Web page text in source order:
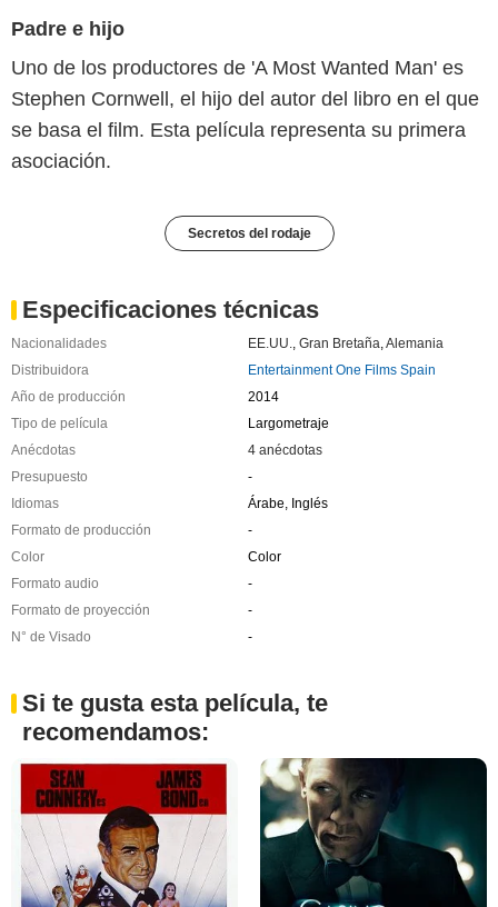
Padre e hijo
Uno de los productores de 'A Most Wanted Man' es
Stephen Cornwell, el hijo del autor del libro en el que
se basa el film. Esta película representa su primera
asociación.
Secretos del rodaje
Especificaciones técnicas
Nacionalidades EE.UU., Gran Bretaña,Alemania
Distribuidora
Entertainment One Films Spain
Año de producción
2014
Tipo de película
Largometraje
Anécdotas
4 anécdotas
Presupuesto
-
Idiomas
Árabe, Inglés
Formato de producción
-
Color
Color
Formato audio
-
Formato de proyección
-
N° de Visado
-
Si te gusta esta película, te
recomendamos: